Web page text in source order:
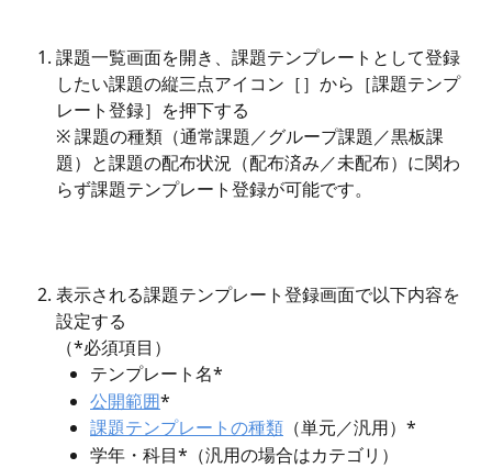
課題一覧画面を開き、課題テンプレートとして登録
したい課題の縦三点アイコン［］から［課題テンプ
レート登録］を押下する
※ 課題の種類（通常課題／グループ課題／黒板課
題）と課題の配布状況（配布済み／未配布）に関わ
らず課題テンプレート登録が可能です。
表示される課題テンプレート登録画面で以下内容を
設定する
（*必須項目）
テンプレート名*
公開範囲*
課題テンプレートの種類 （単元／汎用）*
学年・科目*（汎用の場合はカテゴリ）